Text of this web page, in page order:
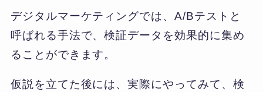
デジタルマーケティングでは、A/Bテストと
呼ばれる手法で、検証データを効果的に集め
ることができます。
仮説を立てた後には、実際にやってみて、検